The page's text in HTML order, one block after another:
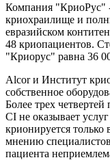
Компания "КриоРус"
криохраилище и
евразийском
48 криопациентов.
"Криорус" равна 36
Alcor и Институт
собственное
Более трех
CI не оказывает
крионируется только
мнению
пациента